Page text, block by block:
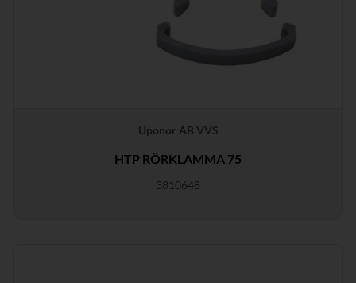
Uponor AB VVS
HTP RÖRKLAMMA 75
3810648